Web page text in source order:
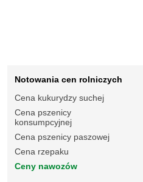
Notowania cen rolniczych
Cena kukurydzy suchej
Cena pszenicy
konsumpcyjnej
Cena pszenicy paszowej
Cena rzepaku
Ceny nawozów